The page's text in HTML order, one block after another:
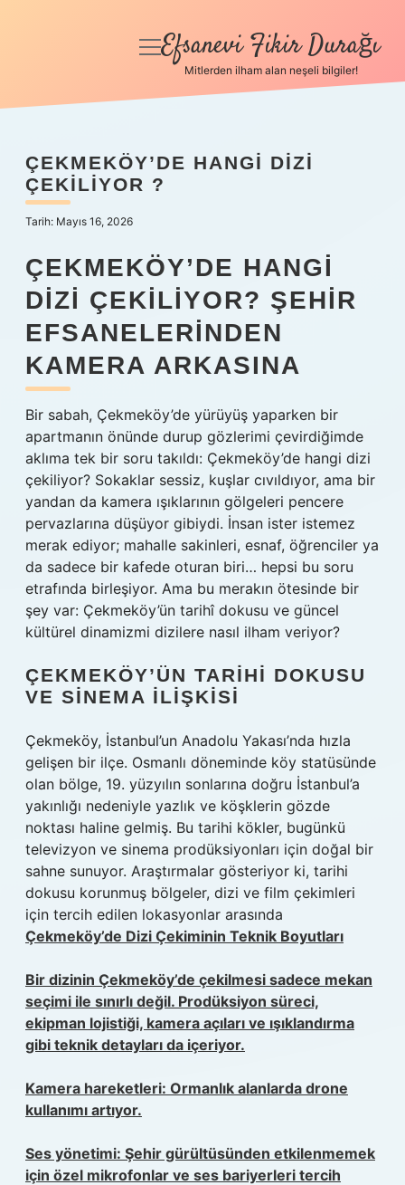
Anasayfa
Yasal Uyarı
Hakkımızda
menüyü
Efsanevi Fikir Durağı
Mitlerden ilham alan neşeli bilgiler!
ÇEKMEKÖY’DE HANGI DIZI
ÇEKILIYOR ?
Tarih: Mayıs 16, 2026
ÇEKMEKÖY’DE HANGI
DIZI ÇEKILIYOR? ŞEHIR
EFSANELERINDEN
KAMERA ARKASINA
Bir sabah, Çekmeköy’de yürüyüş yaparken bir
apartmanın önünde durup gözlerimi çevirdiğimde
aklıma tek bir soru takıldı: Çekmeköy’de hangi dizi
çekiliyor? Sokaklar sessiz, kuşlar cıvıldıyor, ama bir
yandan da kamera ışıklarının gölgeleri pencere
pervazlarına düşüyor gibiydi. İnsan ister istemez
merak ediyor; mahalle sakinleri, esnaf, öğrenciler ya
da sadece bir kafede oturan biri… hepsi bu soru
etrafında birleşiyor. Ama bu merakın ötesinde bir
şey var: Çekmeköy’ün tarihî dokusu ve güncel
kültürel dinamizmi dizilere nasıl ilham veriyor?
ÇEKMEKÖY’ÜN TARIHI DOKUSU
VE SINEMA İLIŞKISI
Çekmeköy, İstanbul’un Anadolu Yakası’nda hızla
gelişen bir ilçe. Osmanlı döneminde köy statüsünde
olan bölge, 19. yüzyılın sonlarına doğru İstanbul’a
yakınlığı nedeniyle yazlık ve köşklerin gözde
noktası haline gelmiş. Bu tarihi kökler, bugünkü
televizyon ve sinema prodüksiyonları için doğal bir
sahne sunuyor. Araştırmalar gösteriyor ki, tarihi
dokusu korunmuş bölgeler, dizi ve film çekimleri
için tercih edilen lokasyonlar arasında
Çekmeköy’de Dizi Çekiminin Teknik Boyutları
Bir dizinin Çekmeköy’de çekilmesi sadece mekan
seçimi ile sınırlı değil. Prodüksiyon süreci,
ekipman lojistiği, kamera açıları ve ışıklandırma
gibi teknik detayları da içeriyor.
Kamera hareketleri: Ormanlık alanlarda drone
kullanımı artıyor.
Ses yönetimi: Şehir gürültüsünden etkilenmemek
için özel mikrofonlar ve ses bariyerleri tercih